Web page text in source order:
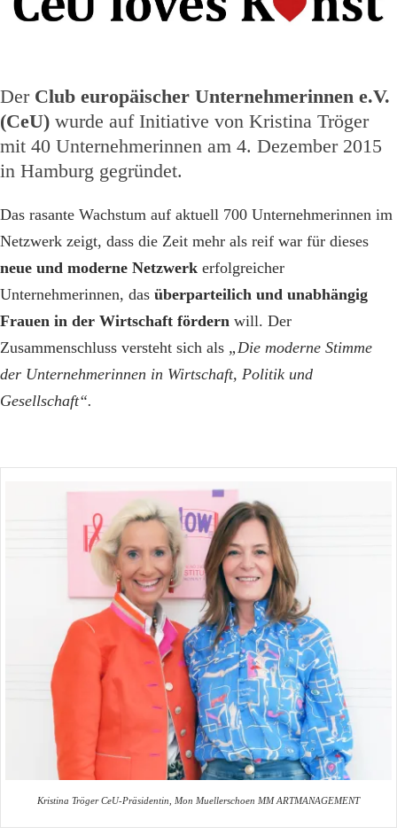
Der Club europäischer Unternehmerinnen e.V.
(CeU) wurde auf Initiative von Kristina Tröger
mit 40 Unternehmerinnen am 4. Dezember 2015
in Hamburg gegründet.
Das rasante Wachstum auf aktuell 700 Unternehmerinnen im
Netzwerk zeigt, dass die Zeit mehr als reif war für dieses
neue und moderne Netzwerk erfolgreicher
Unternehmerinnen, das überparteilich und unabhängig
Frauen in der Wirtschaft fördern will. Der
Zusammenschluss versteht sich als „Die moderne Stimme
der Unternehmerinnen in Wirtschaft, Politik und
Gesellschaft“.
Kristina Tröger CeU-Präsidentin, Mon Muellerschoen MM ARTMANAGEMENT